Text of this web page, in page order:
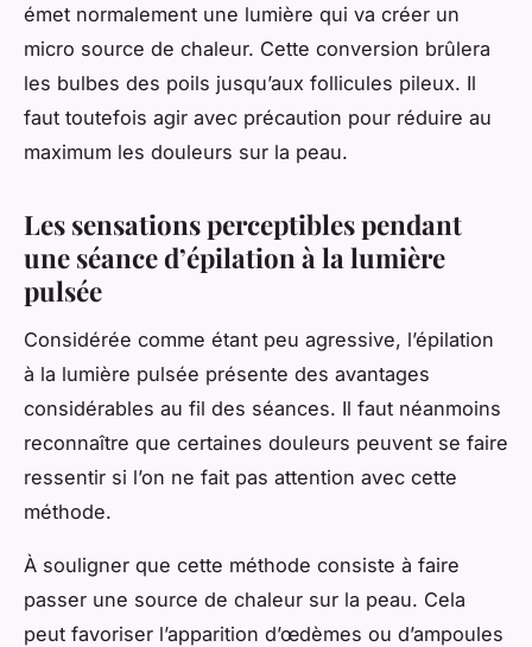
émet normalement une lumière qui va créer un
micro source de chaleur. Cette conversion brûlera
les bulbes des poils jusqu’aux follicules pileux. Il
faut toutefois agir avec précaution pour réduire au
maximum les douleurs sur la peau.
Les sensations perceptibles pendant
une séance d’épilation à la lumière
pulsée
Considérée comme étant peu agressive, l’épilation
à la lumière pulsée présente des avantages
considérables au fil des séances. Il faut néanmoins
reconnaître que certaines douleurs peuvent se faire
ressentir si l’on ne fait pas attention avec cette
méthode.
À souligner que cette méthode consiste à faire
passer une source de chaleur sur la peau. Cela
peut favoriser l’apparition d’œdèmes ou d’ampoules